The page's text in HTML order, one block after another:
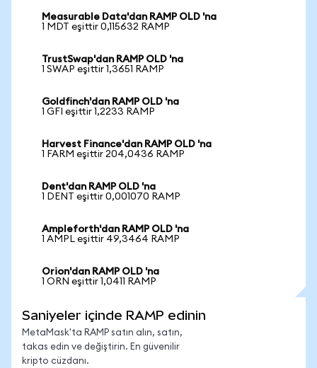
Measurable Data'dan RAMP OLD 'na
1 MDT eşittir 0,115632 RAMP
TrustSwap'dan RAMP OLD 'na
1 SWAP eşittir 1,3651 RAMP
Goldfinch'dan RAMP OLD 'na
1 GFI eşittir 1,2233 RAMP
Harvest Finance'dan RAMP OLD 'na
1 FARM eşittir 204,0436 RAMP
Dent'dan RAMP OLD 'na
1 DENT eşittir 0,001070 RAMP
Ampleforth'dan RAMP OLD 'na
1 AMPL eşittir 49,3464 RAMP
Orion'dan RAMP OLD 'na
1 ORN eşittir 1,0411 RAMP
Saniyeler içinde RAMP edinin
MetaMask'ta RAMP satın alın, satın,
takas edin ve değiştirin. En güvenilir
kripto cüzdanı.